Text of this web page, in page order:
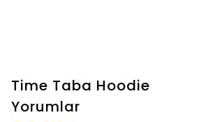
Time Taba Hoodie
Yorumlar